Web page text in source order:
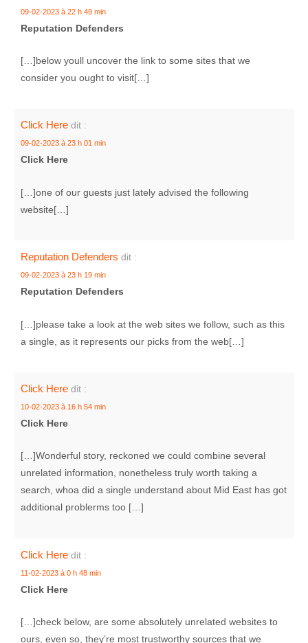
09-02-2023 à 22 h 49 min
Reputation Defenders
[…]below youll uncover the link to some sites that we
consider you ought to visit[…]
Click Here dit :
09-02-2023 à 23 h 01 min
Click Here
[…]one of our guests just lately advised the following
website[…]
Reputation Defenders dit :
09-02-2023 à 23 h 19 min
Reputation Defenders
[…]please take a look at the web sites we follow, such as this
a single, as it represents our picks from the web[…]
Click Here dit :
10-02-2023 à 16 h 54 min
Click Here
[…]Wonderful story, reckoned we could combine several
unrelated information, nonetheless truly worth taking a
search, whoa did a single understand about Mid East has got
additional problerms too […]
Click Here dit :
11-02-2023 à 0 h 48 min
Click Here
[…]check below, are some absolutely unrelated websites to
ours, even so, they’re most trustworthy sources that we